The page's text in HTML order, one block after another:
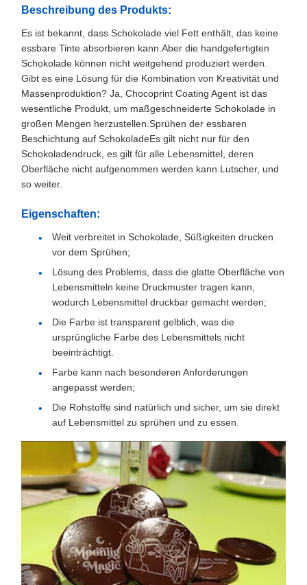
Beschreibung des Produkts:
Es ist bekannt, dass Schokolade viel Fett enthält, das keine
essbare Tinte absorbieren kann.Aber die handgefertigten
Schokolade können nicht weitgehend produziert werden.
Gibt es eine Lösung für die Kombination von Kreativität und
Massenproduktion? Ja, Chocoprint Coating Agent ist das
wesentliche Produkt, um maßgeschneiderte Schokolade in
großen Mengen herzustellen.Sprühen der essbaren
Beschichtung auf SchokoladeEs gilt nicht nur für den
Schokoladendruck, es gilt für alle Lebensmittel, deren
Oberfläche nicht aufgenommen werden kann.Lutscher, und
so weiter.
Eigenschaften:
Weit verbreitet in Schokolade, Süßigkeiten drucken
vor dem Sprühen;
Lösung des Problems, dass die glatte Oberfläche von
Lebensmitteln keine Druckmuster tragen kann,
wodurch Lebensmittel druckbar gemacht werden;
Die Farbe ist transparent gelblich, was die
ursprüngliche Farbe des Lebensmittels nicht
beeinträchtigt.
Farbe kann nach besonderen Anforderungen
angepasst werden;
Die Rohstoffe sind natürlich und sicher, um sie direkt
auf Lebensmittel zu sprühen und zu essen.